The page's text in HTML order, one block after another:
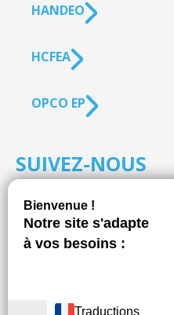
HANDEO
HCFEA
OPCO EP
SUIVEZ-NOUS